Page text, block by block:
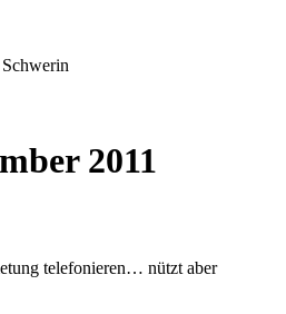
2011
telefonieren… nützt aber